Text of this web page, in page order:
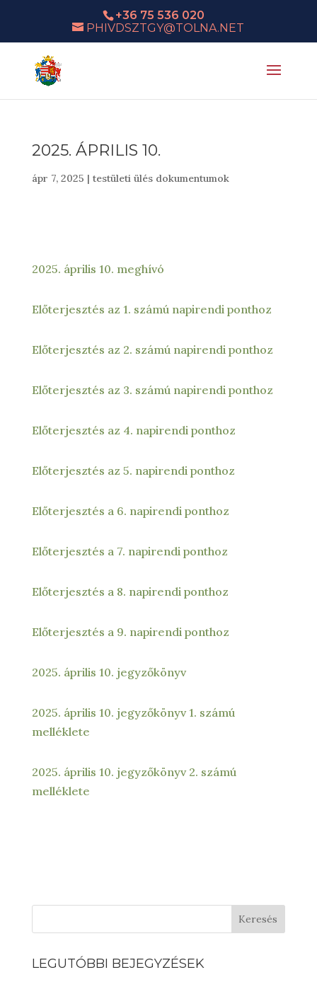
+36 75 536 020
PHIVDSZTGY@TOLNA.NET
2025. ÁPRILIS 10.
ápr 7, 2025 | testületi ülés dokumentumok
2025. április 10. meghívó
Előterjesztés az 1. számú napirendi ponthoz
Előterjesztés az 2. számú napirendi ponthoz
Előterjesztés az 3. számú napirendi ponthoz
Előterjesztés az 4. napirendi ponthoz
Előterjesztés az 5. napirendi ponthoz
Előterjesztés a 6. napirendi ponthoz
Előterjesztés a 7. napirendi ponthoz
Előterjesztés a 8. napirendi ponthoz
Előterjesztés a 9. napirendi ponthoz
2025. április 10. jegyzőkönyv
2025. április 10. jegyzőkönyv 1. számú
melléklete
2025. április 10. jegyzőkönyv 2. számú
melléklete
Keresés
LEGUTÓBBI BEJEGYZÉSEK